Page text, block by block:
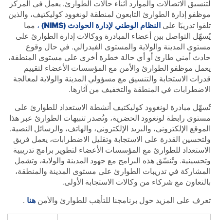
الاتصالات والموارد أثناء حالات الطوارئ. يعمل في المركز
إدارة الطوارئ التابعون لمنطقة لونغوود كوليكتيف، والذين
تدريبًا علىالنظام الوطني لإدارة الحوادث (NIMS) ، مما
التواصل بين أعضاء المبادرة ووكالات إدارة الطوارئ على
المدينة والولاية والمستوى الفيدرالي. في حال وقوع
أمني طارئ أو أي حالة خطرة أخرى على مستوى المنطقة،
موظفو الطوارئ والأمن مع المؤسسات الأعضاء لتقييم
الاستجابة والتنسيق مع مسؤولي المدينة والولاية لمعالجة
في المنطقة والتخفيف من آثارها.
مبادرة لونغوود كوليكتيف أنشطة الاستعداد للطوارئ على
رابطة لونغوود الحضرية، وتُصدر تنبيهات الطوارئ عبر هذا
الإلكتروني، والبريد الإلكتروني، والهاتف، والرسائل النصية.
القدرة على الاستجابة وتقليل الاضطرابات، يعمل فريق
للطوارئ مع المؤسسات الأعضاء لتطوير برامج تدريبية
وتُنسّق هذه البرامج مع جهود المدينة والولاية، وتشمل
في تدريبات الطوارئ على مستوى المدينة والمنطقة،
مع شركاء من وكالات الاستجابة الأولى.
على المزيد حول برنامجنا للتأهب للطوارئ والأمنهنا .